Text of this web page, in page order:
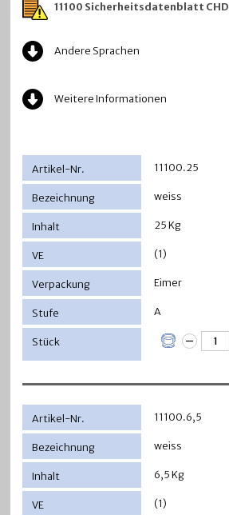
11100 Sicherheitsdatenblatt CHD
Andere Sprachen
Weitere Informationen
11100.25
weiss
25 Kg
(1)
Eimer
A
11100.6,5
weiss
6,5 Kg
(1)